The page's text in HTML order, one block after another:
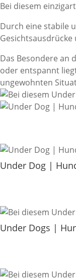
Bei diesem
Durch eine stabile
Das Besondere an
oder entspannt
ungewohnten
Under Dog |
Under Dogs |